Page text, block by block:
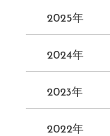
2025年
2024年
2023年
2022年